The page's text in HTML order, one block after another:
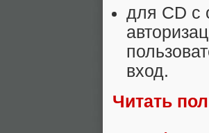
для CD с
вход.
Читать